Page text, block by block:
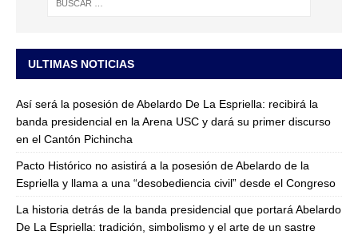
ULTIMAS NOTICIAS
Así será la posesión de Abelardo De La Espriella: recibirá la
banda presidencial en la Arena USC y dará su primer discurso
en el Cantón Pichincha
Pacto Histórico no asistirá a la posesión de Abelardo de la
Espriella y llama a una “desobediencia civil” desde el Congreso
La historia detrás de la banda presidencial que portará Abelardo
De La Espriella: tradición, simbolismo y el arte de un sastre